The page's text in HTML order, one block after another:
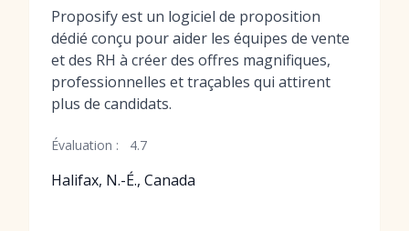
Proposify est un logiciel de proposition
dédié conçu pour aider les équipes de vente
et des RH à créer des offres magnifiques,
professionnelles et traçables qui attirent
plus de candidats.
Évaluation : 4.7
Halifax, N.-É., Canada